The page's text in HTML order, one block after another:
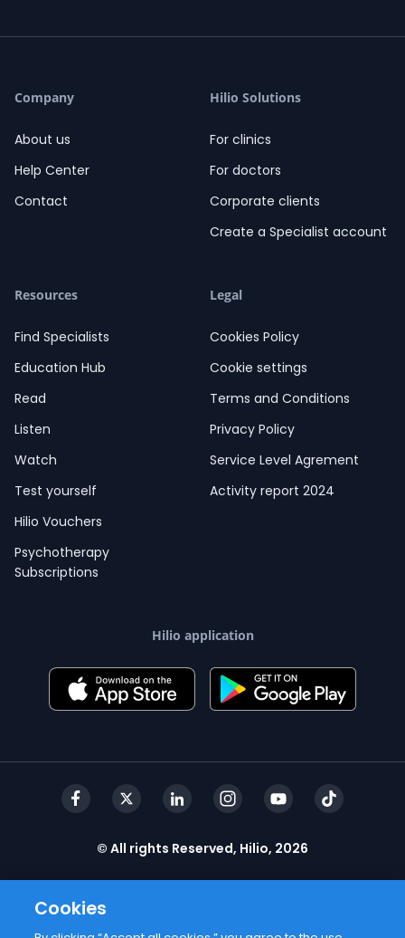
Company
About us
Help Center
Contact
Hilio Solutions
For clinics
For doctors
Corporate clients
Create a Specialist account
Resources
Find Specialists
Education Hub
Read
Listen
Watch
Test yourself
Hilio Vouchers
Psychotherapy
Subscriptions
Legal
Cookies Policy
Cookie settings
Terms and Conditions
Privacy Policy
Service Level Agrement
Activity report 2024
Hilio application
© All rights Reserved, Hilio, 2026
Cookies